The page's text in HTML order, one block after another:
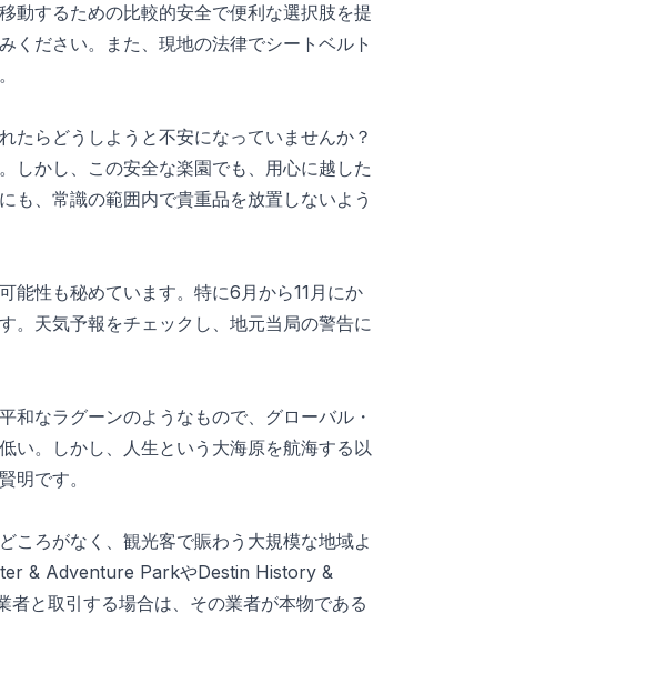
動するための比較的安全で便利な選択肢を提
ください。また、現地の法律でシートベルト
たらどうしようと不安になっていませんか？
しかし、この安全な楽園でも、用心に越した
も、常識の範囲内で貴重品を放置しないよう
能性も秘めています。特に6月から11月にか
。天気予報をチェックし、地元当局の警告に
和なラグーンのようなもので、グローバル・
い。しかし、人生という大海原を航海する以
明です。
ころがなく、観光客で賑わう大規模な地域よ
& Adventure ParkやDestin History &
と取引する場合は、その業者が本物である